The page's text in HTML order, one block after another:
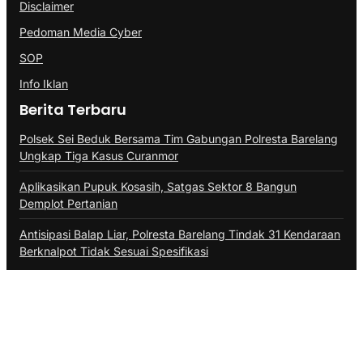
Disclaimer
Pedoman Media Cyber
SOP
Info Iklan
Berita Terbaru
Polsek Sei Beduk Bersama Tim Gabungan Polresta Barelang
Ungkap Tiga Kasus Curanmor
Aplikasikan Pupuk Kosasih, Satgas Sektor 8 Bangun
Demplot Pertanian
Antisipasi Balap Liar, Polresta Barelang Tindak 31 Kendaraan
Berknalpot Tidak Sesuai Spesifikasi